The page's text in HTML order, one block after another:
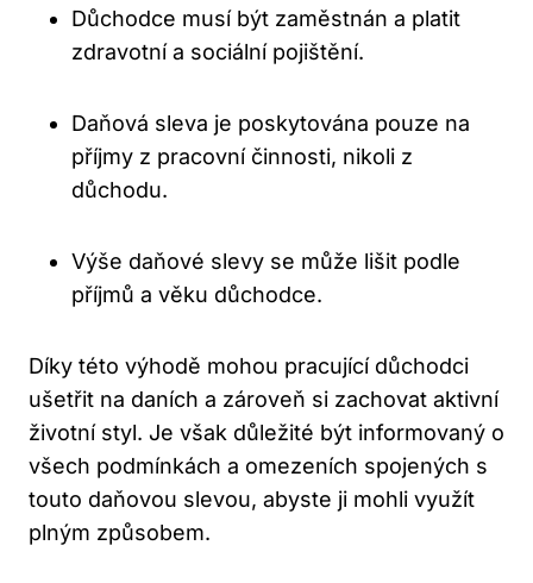
Důchodce musí být zaměstnán a platit
zdravotní ⁣a sociální pojištění.
Daňová ⁢sleva je ⁣poskytována pouze na
příjmy z ‌pracovní činnosti, nikoli ‌z
důchodu.
Výše daňové slevy⁤ se může lišit ‍podle⁤
příjmů a věku důchodce.
Díky této výhodě‌ mohou ⁤pracující důchodci
ušetřit na daních ⁣a zároveň si zachovat aktivní
životní styl. Je​ však důležité být informovaný o
​všech ‌podmínkách a omezeních spojených s
touto daňovou slevou, abyste ji mohli využít⁤
plným‌ způsobem.